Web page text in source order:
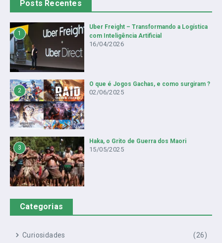
Posts Recentes
1
Uber Freight – Transformando a Logística
com Inteligência Artificial
16/04/2026
2
O que é Jogos Gachas, e como surgiram ?
02/06/2025
3
Haka, o Grito de Guerra dos Maori
15/05/2025
Categorias
Curiosidades (26)